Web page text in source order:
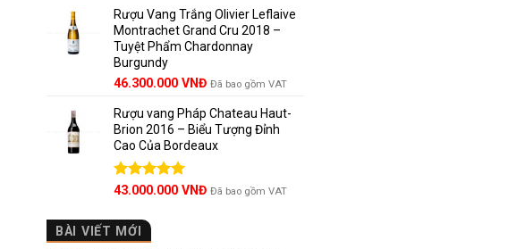
5 sao
Rượu Vang Trắng Olivier Leflaive
Montrachet Grand Cru 2018 –
Tuyệt Phẩm Chardonnay
Burgundy
46.300.000 VNĐ Đã bao gồm VAT
Rượu vang Pháp Chateau Haut-
Brion 2016 – Biểu Tượng Đỉnh
Cao Của Bordeaux
Được xếp
5 sao
43.000.000 VNĐ Đã bao gồm VAT
BÀI VIẾT MỚI